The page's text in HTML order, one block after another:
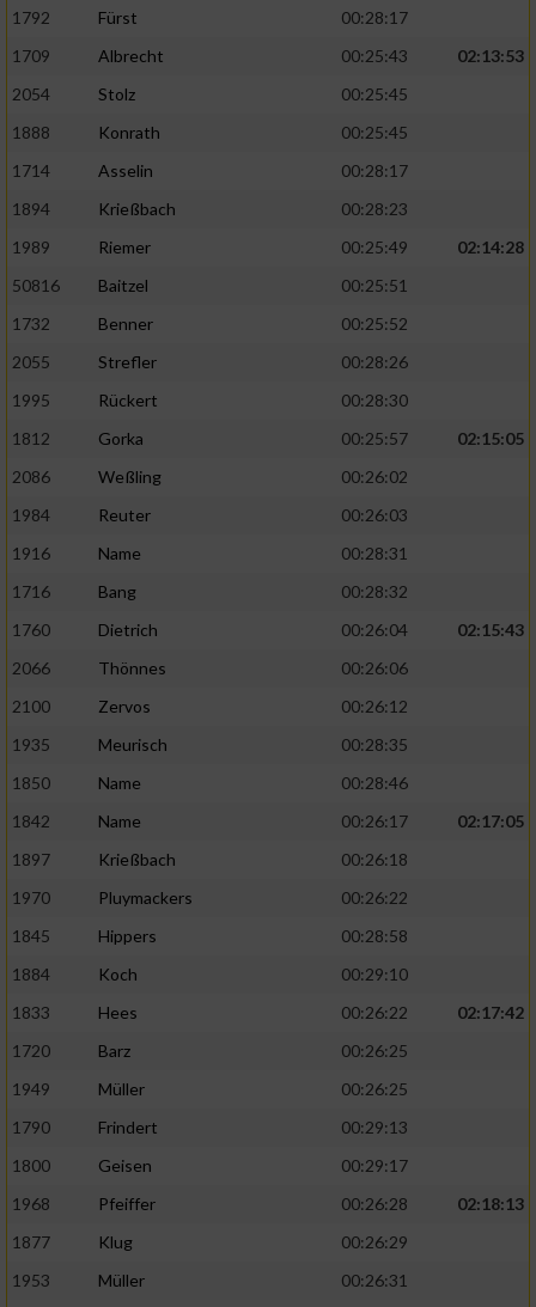
1792
Fürst
00:28:17
1709
Albrecht 00:25:43
02:13:53
2054
Stolz
00:25:45
1888
Konrath
00:25:45
1714
Asselin
00:28:17
1894
Krießbach
00:28:23
1989
Riemer 00:25:49
02:14:28
50816
Baitzel
00:25:51
1732
Benner
00:25:52
2055
Strefler
00:28:26
1995
Rückert
00:28:30
1812
Gorka 00:25:57
02:15:05
2086
Weßling
00:26:02
1984
Reuter
00:26:03
1916
Name
00:28:31
1716
Bang
00:28:32
1760
Dietrich 00:26:04
02:15:43
2066
Thönnes
00:26:06
2100
Zervos
00:26:12
1935
Meurisch
00:28:35
1850
Name
00:28:46
1842
Name 00:26:17
02:17:05
1897
Krießbach
00:26:18
1970
Pluymackers
00:26:22
1845
Hippers
00:28:58
1884
Koch
00:29:10
1833
Hees 00:26:22
02:17:42
1720
Barz
00:26:25
1949
Müller
00:26:25
1790
Frindert
00:29:13
1800
Geisen
00:29:17
1968
Pfeiffer 00:26:28
02:18:13
1877
Klug
00:26:29
1953
Müller
00:26:31